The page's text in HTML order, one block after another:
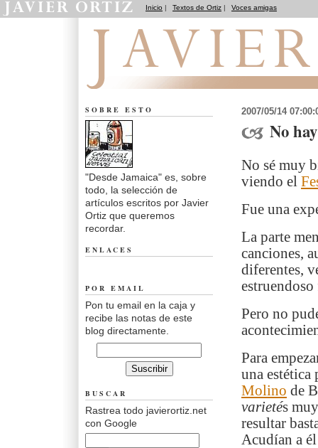
Inicio | Textos de Ortiz | Voces amigas
2007/05/14
No
No sé muy
viendo el
Fue una
La parte
canciones,
diferentes,
Pero no
Para
una estética
Molino de
varietés
resultar
Acudían a
SOBRE ESTO
"Desde Jamaica" es, sobre
todo, la selección de
artículos escritos por Javier
Ortiz que queremos
recordar.
ENLACES
POR EMAIL
Pon tu email en la caja y
recibe las notas de este
blog directamente.
BUSCAR
Rastrea todo javierortiz.net
con Google